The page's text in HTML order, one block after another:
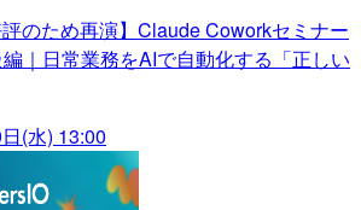
評のため再演】Claude Coworkセミナー
｜日常業務をAIで自動化する「正しい
(水) 13:00